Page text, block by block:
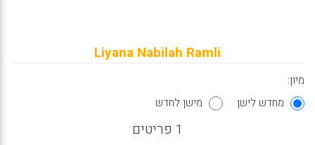
Liyana Nabilah Ramli
מיון:
מחדש לישן
מישן לחדש
1 פריטים